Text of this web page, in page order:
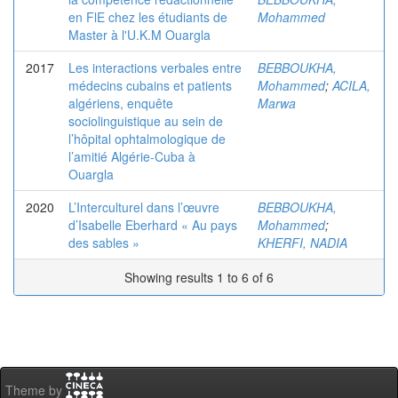
en FlE chez les étudiants de
Master à l'U.K.M Ouargla
Mohammed
2017
Les interactions verbales entre
médecins cubains et patients
algériens, enquête
sociolinguistique au sein de
l’hôpital ophtalmologique de
l’amitié Algérie-Cuba à
Ouargla
BEBBOUKHA,
Mohammed;ACILA,
Marwa
2020
L’Interculturel dans l’œuvre
d’Isabelle Eberhard « Au pays
des sables »
BEBBOUKHA,
Mohammed;
KHERFI, NADIA
Showing results 1 to 6 of 6
Theme by